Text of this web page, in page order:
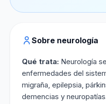
Sobre neurología
Qué trata: Neurología
enfermedades del
migraña, epilepsia,
demencias y